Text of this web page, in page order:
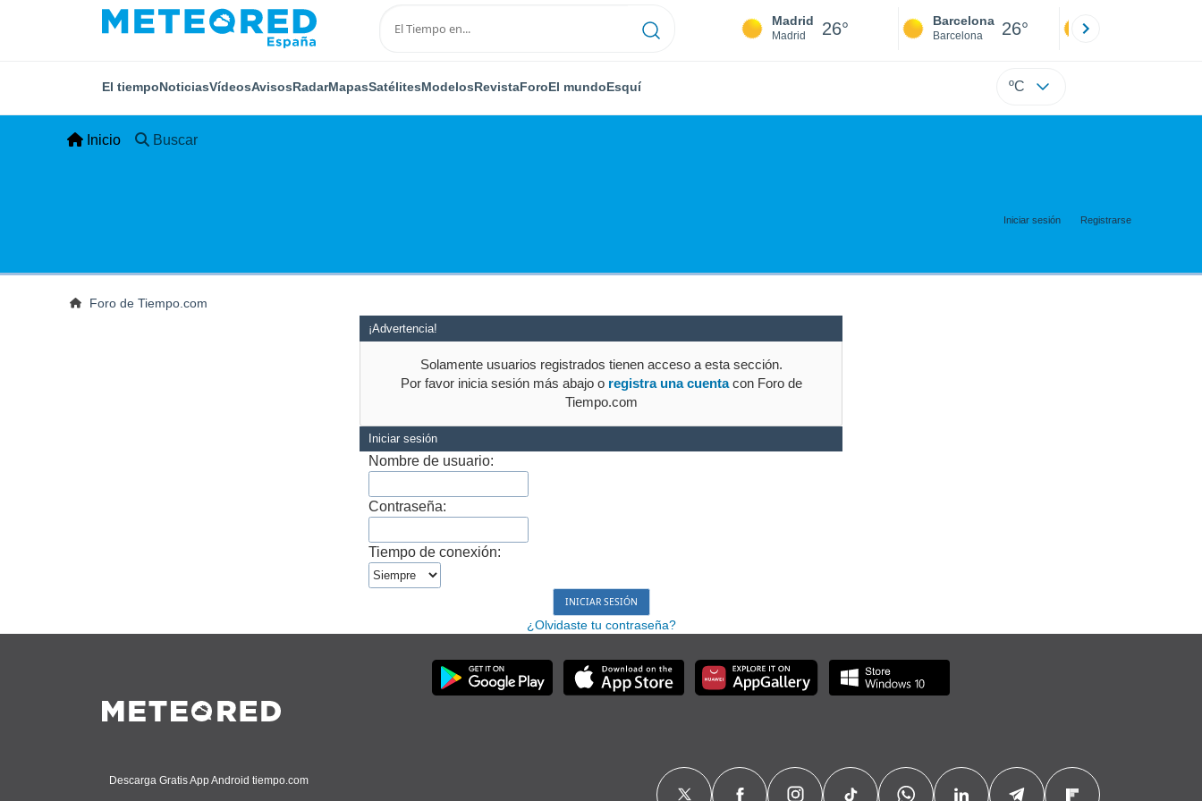
Madrid
Madrid 26° Barcelona
Barcelona 26°
El tiempoNoticiasVídeosAvisosRadarMapasSatélitesModelosRevistaForoEl mundoEsquí ºC
Inicio Buscar
Iniciar sesión Registrarse
Foro de Tiempo.com
¡Advertencia!
Solamente usuarios registrados tienen acceso a esta sección.
Por favor inicia sesión más abajo o registra una cuentacon Foro de
Tiempo.com
Iniciar sesión
Nombre de usuario:
Contraseña:
Tiempo de conexión:
¿Olvidaste tu contraseña?
Descarga Gratis App Android tiempo.com